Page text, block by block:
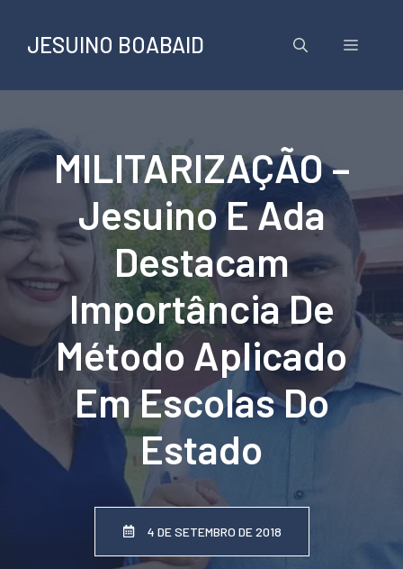
conteúdo
JESUINO BOABAID Menu
MILITARIZAÇÃO –
Jesuino E Ada
Destacam
Importância De
Método Aplicado
Em Escolas Do
Estado
4 DE SETEMBRO DE 2018